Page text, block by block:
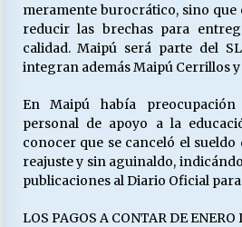
¿Asesores con doble
18/04/2026
Chile y sus
06/04/2026
meramente burocrático, sino
reducir las brechas para
calidad. Maipú será parte del
integran además Maipú Cerrillos
En Maipú había
personal de apoyo a la
conocer que se canceló el
reajuste y sin aguinaldo,
publicaciones al Diario Oficial
LOS PAGOS A CONTAR DE ENERO